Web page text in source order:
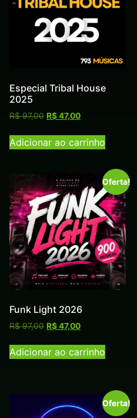
Especial Tribal House
2025
R$97,00 R$47,00
Adicionar ao carrinho
Oferta!
Funk Light 2026
R$97,00 R$47,00
Adicionar ao carrinho
Oferta!